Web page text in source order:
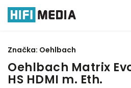
Oehlbach Matrix
HS HDMI m. Eth.
Značka: Oehlbach